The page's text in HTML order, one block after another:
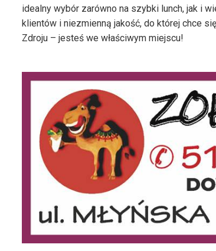
idealny wybór zarówno na szybki lunch, jak i
klientów i niezmienną jakość, do której chce
Zdroju – jesteś we właściwym miejscu!